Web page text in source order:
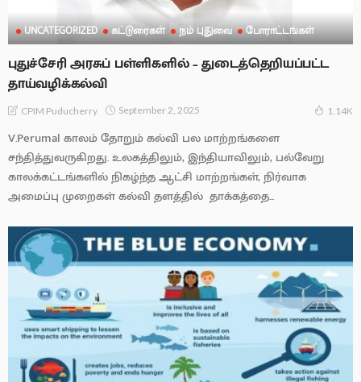
UNCATEGORIZED கட்டுரைகள் நம் புதுவை போராட்டங்கள்
புதுச்சேரி அரசுப் பள்ளிகளில் – துடைத்தெறியப்பட்ட
தாய்வழிக்கல்வி
CPIM Puducherry September 2, 2025 1.14K
V.Perumal காலம் தோறும் கல்வி பல மாற்றங்களை
சந்தித்துவருகிறது. உலகத்திலும், இந்தியாவிலும், பல்வேறு
காலக்கட்டங்களில் நிகழ்ந்த ஆட்சி மாற்றங்கள், நிர்வாக
அமைப்பு முறைகள் கல்வி தளத்தில் தாக்கத்தை...